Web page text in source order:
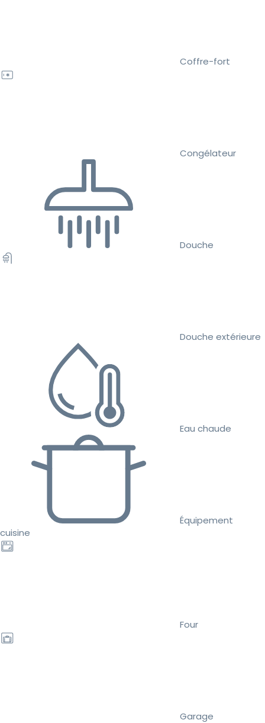
Coffre-fort
Congélateur
Douche
Douche extérieure
Eau chaude
Équipement
cuisine
Four
Garage